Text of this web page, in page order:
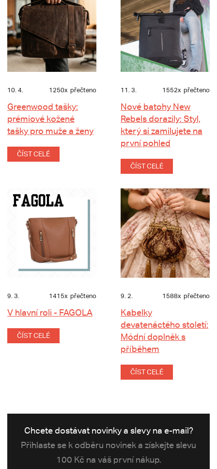
10. 4. 1250x přečteno
Greenwood tašky:
prémiové kožené
tašky pro muže a ženy
ČÍST CELÉ
11. 3. 1552x přečteno
Nové batohy New
Rebels dorazily: Styl,
který si zamilujete na
první pohled
ČÍST CELÉ
9. 3. 1415x přečteno
V hlavní roli - FAGOLA
ČÍST CELÉ
9. 2. 1588x přečteno
Kabelky
devatenáctého století:
Módní doplněk s
příběhem
ČÍST CELÉ
Chcete dostávat novinky a slevy na e-mail?
Přihlaste se k odběru novinek a získejte slevu
100 Kč na váš první nákup.